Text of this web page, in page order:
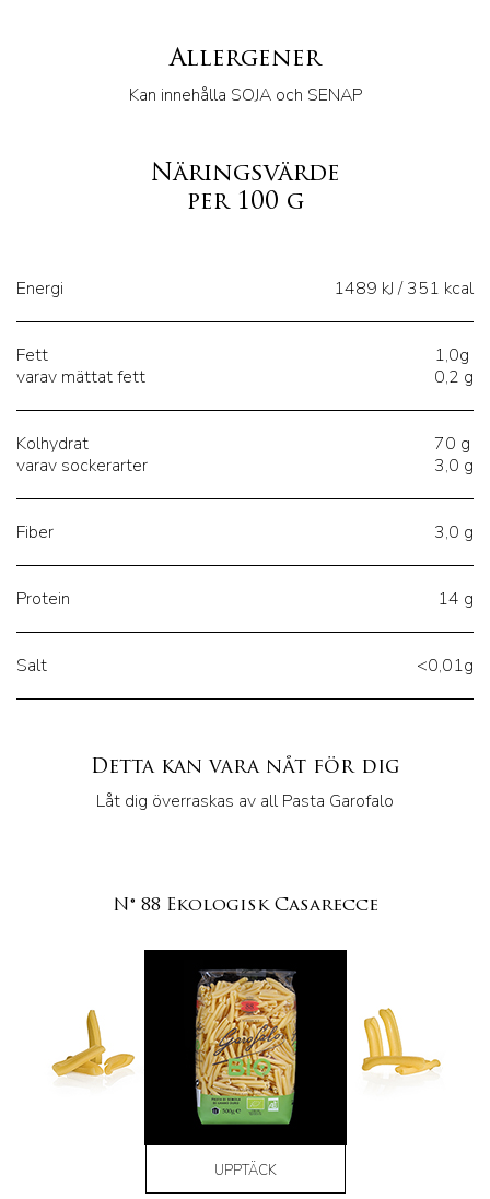
Allergener
Kan innehålla SOJA och SENAP
Näringsvärde
per 100 g
Energi 1489 kJ / 351 kcal
Fett
varav mättat fett
1,0g
0,2 g
Kolhydrat
varav sockerarter
70 g
3,0 g
Fiber 3,0 g
Protein 14 g
Salt <0,01g
Detta kan vara nåt för dig
Låt dig överraskas av all Pasta Garofalo
N° 88 Ekologisk Casarecce
UPPTÄCK